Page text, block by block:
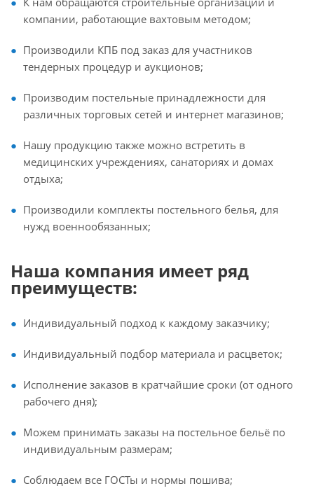
компании, работающие вахтовым методом;
Производили КПБ под заказ для участников
тендерных процедур и аукционов;
Производим постельные принадлежности для
различных торговых сетей и интернет магазинов;
Нашу продукцию также можно встретить в
медицинских учреждениях, санаториях и домах
отдыха;
Производили комплекты постельного белья, для
нужд военнообязанных;
Наша компания имеет ряд
преимуществ:
Индивидуальный подход к каждому заказчику;
Индивидуальный подбор материала и расцветок;
Исполнение заказов в кратчайшие сроки (от одного
рабочего дня);
Можем принимать заказы на постельное бельё по
индивидуальным размерам;
Соблюдаем все ГОСТы и нормы пошива;